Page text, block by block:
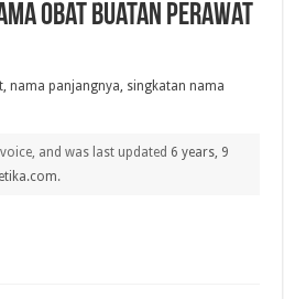
Obat Buatan Perawat
,nama panjangnya, singkatan nama
and was last updated 6 years, 9
.